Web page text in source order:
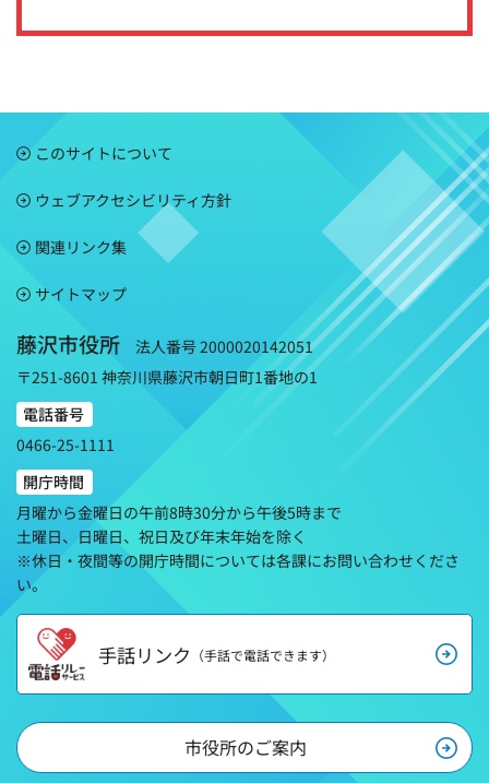
このサイトについて
ウェブアクセシビリティ方針
関連リンク集
サイトマップ
藤沢市役所
法人番号 2000020142051
〒251-8601 神奈川県藤沢市朝日町1番地の1
電話番号
0466-25-1111
開庁時間
月曜から金曜日の午前8時30分から午後5時まで
土曜日、日曜日、祝日及び年末年始を除く
※休日・夜間等の開庁時間については各課にお問い合わせくださ
い。
手話リンク （手話で電話できます）
市役所のご案内